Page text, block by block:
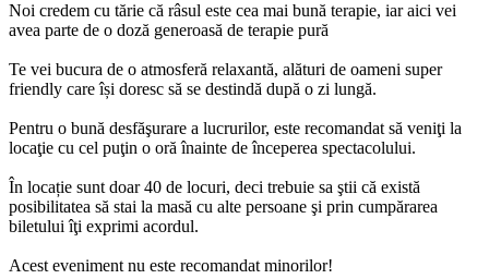
Noi credem cu tărie că râsul este cea mai bună terapie, iar aici vei
avea parte de o doză generoasă de terapie pură
Te vei bucura de o atmosferă relaxantă, alături de oameni super
friendly care își doresc să se destindă după o zi lungă.
Pentru o bună desfăşurare a lucrurilor, este recomandat să veniţi la
locaţie cu cel puţin o oră înainte de începerea spectacolului.
În locație sunt doar 40 de locuri, deci trebuie sa ştii că există
posibilitatea să stai la masă cu alte persoane şi prin cumpărarea
biletului îţi exprimi acordul.
Acest eveniment nu este recomandat minorilor!